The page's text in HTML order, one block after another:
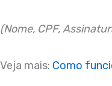
(Nome, CPF,
Veja mais: Como